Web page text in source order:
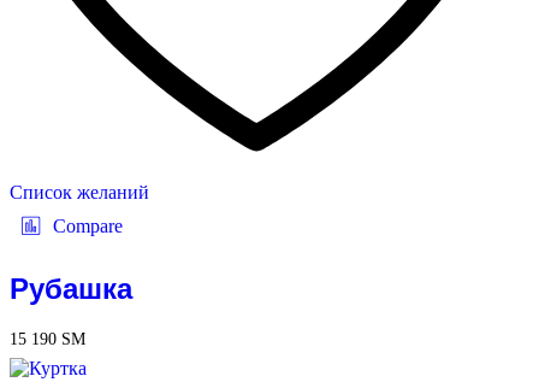
Список желаний
Compare
Рубашка
15 190 ЅМ